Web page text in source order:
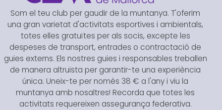
Som el teu club per gaudir de la muntanya. T'oferim
una gran varietat d'activitats esportives i ambientals,
totes elles gratuïtes per als socis, excepte les
despeses de transport, entrades o contractació de
guies externs. Els nostres guies i responsables treballen
de manera altruista per garantir-te una experiència
única. Uneix-te per només 38 € a l'any i viu la
muntanya amb nosaltres! Recorda que totes les
activitats requereixen assegurança federativa.